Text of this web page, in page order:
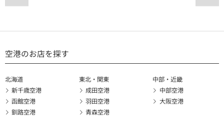
空港のお店を探す
北海道
新千歳空港
函館空港
釧路空港
東北・関東
成田空港
羽田空港
青森空港
中部・近畿
中部空港
大阪空港